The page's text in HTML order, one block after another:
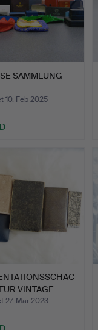
SAMMLUNG
10. Feb 2025
VINTAGE-
27. Mär 2023